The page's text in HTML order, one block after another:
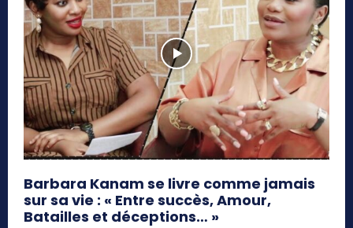
Barbara Kanam se livre comme jamais
sur sa vie : « Entre succès, Amour,
Batailles et déceptions… »